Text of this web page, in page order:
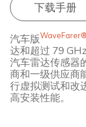
下载手册
汽车版WaveFarer®
达和超过 79
汽车雷达传感器
商和一级供应商
行虚拟测试和改
高安装性能。